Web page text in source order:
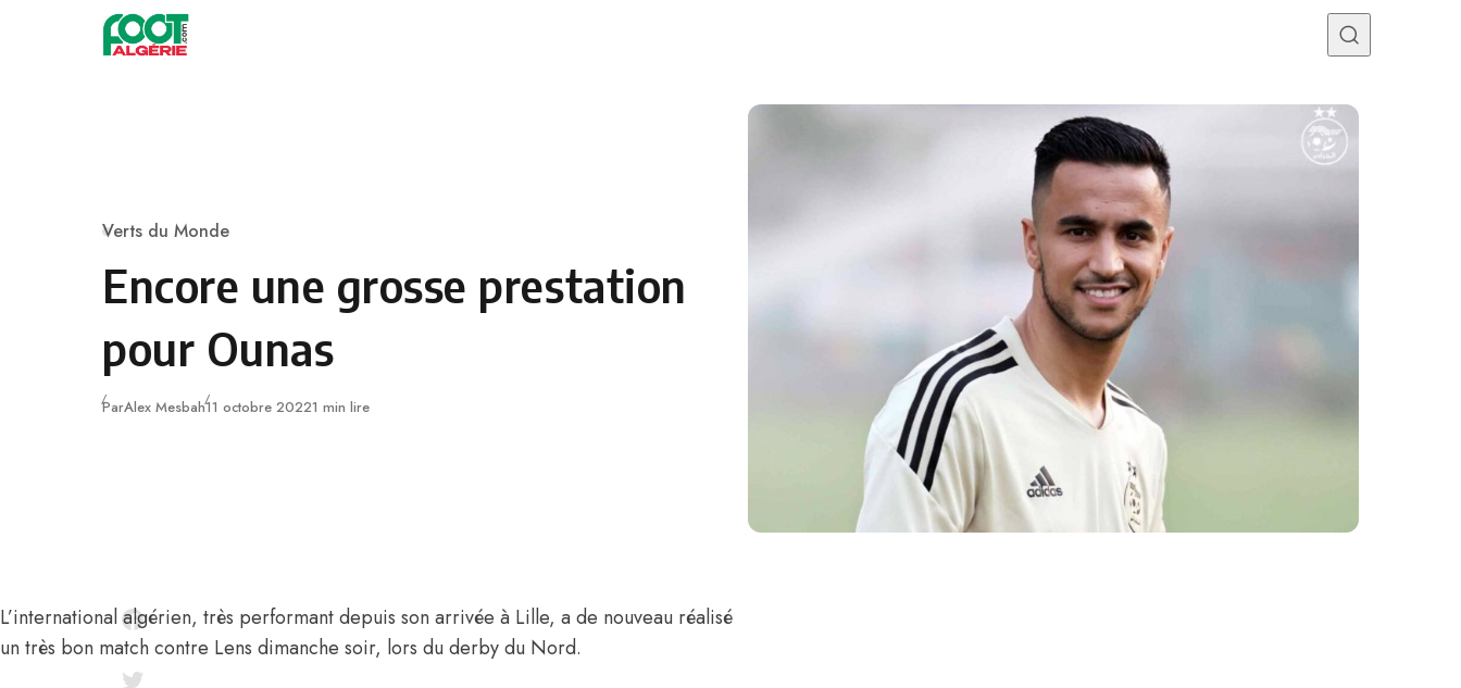
Skip to content
Category
Verts du Monde
Encore une grosse prestation
pour Ounas
ParAlex MesbahPublié
11 octobre 20221 min lire
L’international algérien, très performant depuis son arrivée à Lille, a de nouveau réalisé
un très bon match contre Lens dimanche soir, lors du derby du Nord.